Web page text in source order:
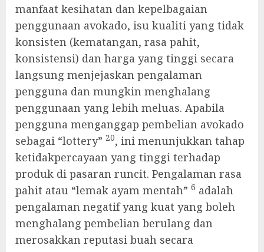
manfaat kesihatan dan kepelbagaian
penggunaan avokado, isu kualiti yang tidak
konsisten (kematangan, rasa pahit,
konsistensi) dan harga yang tinggi secara
langsung menjejaskan pengalaman
pengguna dan mungkin menghalang
penggunaan yang lebih meluas. Apabila
pengguna menganggap pembelian avokado
sebagai “lottery” 20, ini menunjukkan tahap
ketidakpercayaan yang tinggi terhadap
produk di pasaran runcit. Pengalaman rasa
pahit atau “lemak ayam mentah” 6 adalah
pengalaman negatif yang kuat yang boleh
menghalang pembelian berulang dan
merosakkan reputasi buah secara